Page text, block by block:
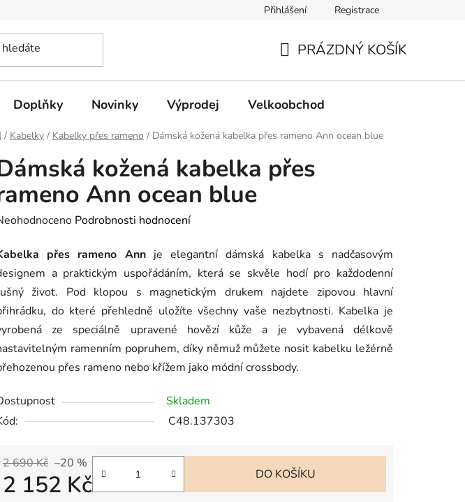
Přihlášení Registrace
KOŠÍK
PRÁZDNÝ KOŠÍK
Doplňky Novinky Výprodej Velkoobchod
Domů
/ Kabelky / Kabelky přes rameno / Dámská kožená kabelka přes rameno Ann ocean blue
kožená kabelka přes
Ann ocean blue
Podrobnosti hodnocení
přes rameno Annje elegantní dámská kabelka s nadčasovým
a praktickým uspořádáním, která se skvěle hodí pro každodenní
život. Pod klopou s magnetickým drukem najdete zipovou hlavní
do které přehledně uložíte všechny vaše nezbytnosti. Kabelka je
ze speciálně upravené hovězí kůže a je vybavená délkově
ramenním popruhem, díky němuž můžete nosit kabelku ležérně
přes rameno nebo křížem jako módní crossbody.
Skladem
C48.137303
2 690 Kč –20 %
2 152 Kč DO KOŠÍKU